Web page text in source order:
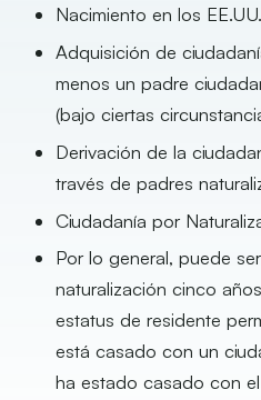
Nacimiento en los EE.UU.
Adquisición de
menos un padre
(bajo ciertas
Derivación de la
través de padres
Ciudadanía por
Por lo general, puede
naturalización cinco
estatus de residente
está casado con un
ha estado casado con